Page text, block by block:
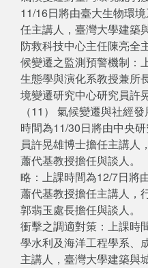
11/16日將由臺大生物環
任主講人，臺灣大學建築
防救科技中心主任陳亮全
候變遷之監測預警機制：
生態學與演化系教授兼所
境變遷研究中心研究員許
（11） 氣候變遷與社經
時間為11/30日將由中央
員許晃雄博士擔任主講人
蕭代基教授擔任與談人。
略：上課時間為12/7日將
蕭代基教授擔任主講人，
郭翡玉處長擔任與談人。
衝擊之調適對策：上課時
學水利及海洋工程學系、
主講人，臺灣大學建築與